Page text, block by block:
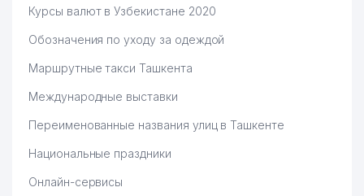
Курсы валют в Узбекистане 2020
Обозначения по уходу за одеждой
Маршрутные такси Ташкента
Международные выставки
Переименованные названия улиц в Ташкенте
Национальные праздники
Онлайн-сервисы